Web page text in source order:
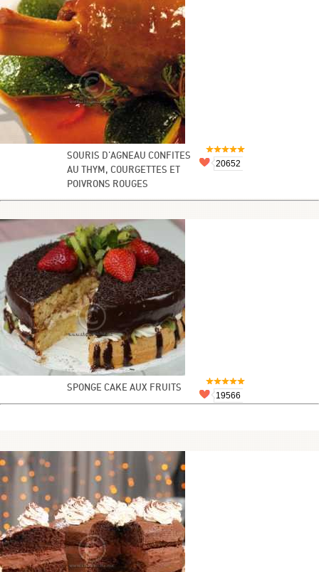
SOURIS D'AGNEAU CONFITES
AU THYM, COURGETTES ET
POIVRONS ROUGES
20652
SPONGE CAKE AUX FRUITS
19566